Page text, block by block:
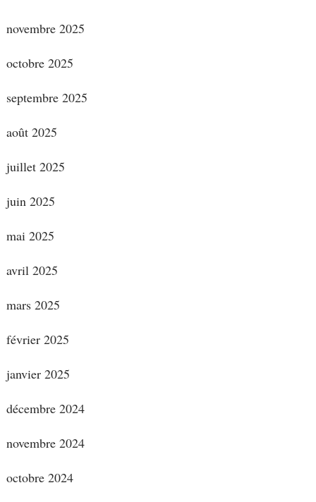
novembre 2025
octobre 2025
septembre 2025
août 2025
juillet 2025
juin 2025
mai 2025
avril 2025
mars 2025
février 2025
janvier 2025
décembre 2024
novembre 2024
octobre 2024